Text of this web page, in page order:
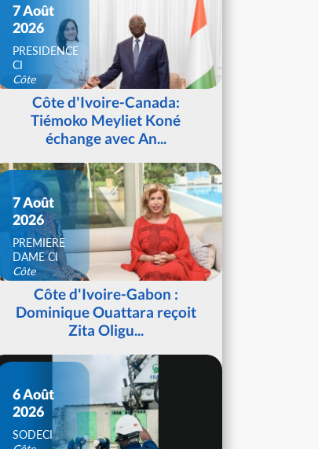
7 Août
2026
PRESIDENCE
CI
Côte
d'IvoireCôte d'Ivoire-Canada:
Tiémoko Meyliet Koné
échange avec An...
7 Août
2026
PREMIERE
DAME CI
Côte
d'IvoireCôte d'Ivoire-Gabon :
Dominique Ouattara reçoit
Zita Oligu...
6 Août
2026
SODECI